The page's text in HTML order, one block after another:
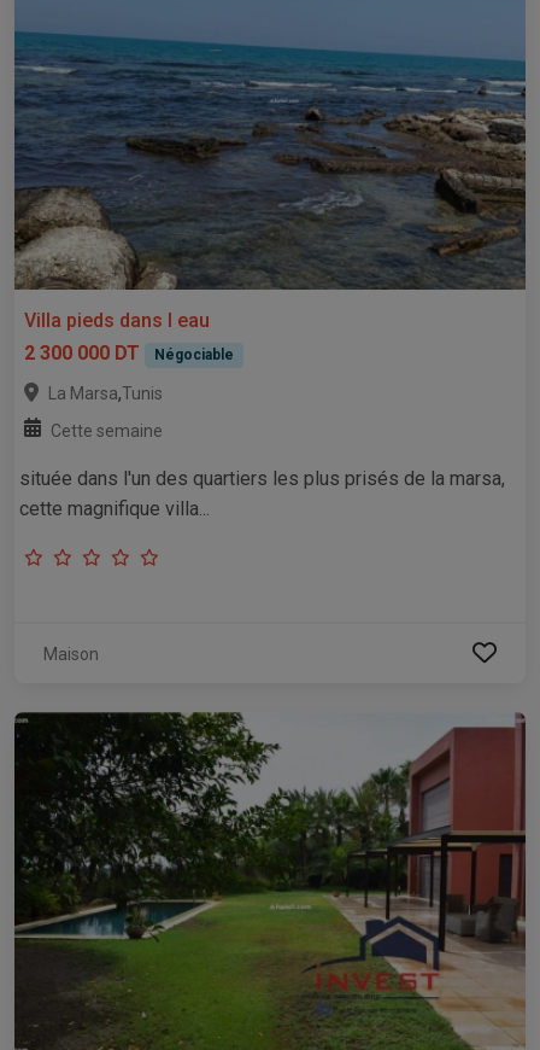
Villa pieds dans l eau
2 300 000 DT
Négociable
La Marsa,Tunis
Cette semaine
située dans l'un des quartiers les plus prisés de la marsa,
cette magnifique villa...
Maison